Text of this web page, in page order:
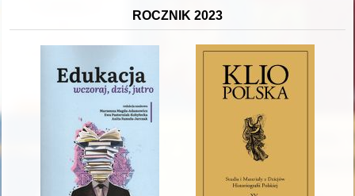
ROCZNIK 2023